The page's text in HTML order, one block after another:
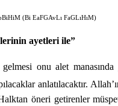
(Bi EaFGAvLı FaGLıHıM)
ayetleri ile”
onu alet
anlatılacaktır.
öneri getirenler